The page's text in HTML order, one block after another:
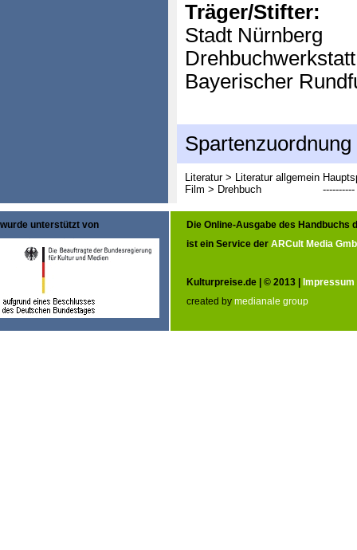
Träger/Stifter:
Stadt Nürnberg
Bayerischer
Spartenzuordnung
Literatur > Literatur allgemein
Film > Drehbuch
----------
wurde unterstützt von
Die Online-Ausgabe des Handbuchs
ist ein Service der ARCult Media
Kulturpreise.de | © 2013 | Impressum
created by medianale group